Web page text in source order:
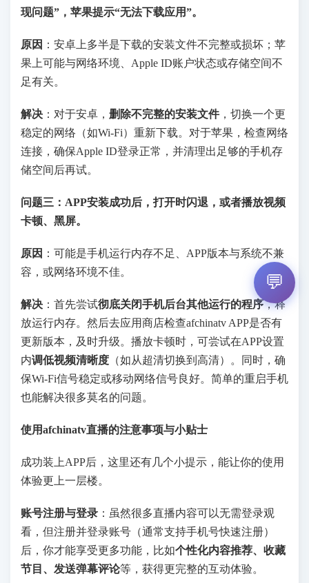
现问题”，苹果提示“无法下载应用”。
原因 ：安卓上多半是下载的安装文件不完整或损坏；苹
果上可能与网络环境、Apple ID账户状态或存储空间不
足有关。
解决 ：对于安卓， 删除不完整的安装文件，切换一个更
稳定的网络（如Wi-Fi）重新下载。对于苹果，检查网络
连接，确保Apple ID登录正常，并清理出足够的手机存
储空间后再试。
问题三：APP安装成功后，打开时闪退，或者播放视频
卡顿、黑屏。
原因 ：可能是手机运行内存不足、APP版本与系统不兼
容，或网络环境不佳。
解决 ：首先尝试彻底关闭手机后台其他运行的程序，释
放运行内存。然后去应用商店检查afchinatv APP是否有
更新版本，及时升级。播放卡顿时，可尝试在APP设置
内调低视频清晰度 （如从超清切换到高清）。同时，确
保Wi-Fi信号稳定或移动网络信号良好。简单的重启手机
也能解决很多莫名的问题。
使用afchinatv直播的注意事项与小贴士
成功装上APP后，这里还有几个小提示，能让你的使用
体验更上一层楼。
账号注册与登录 ：虽然很多直播内容可以无需登录观
看，但注册并登录账号（通常支持手机号快速注册）
后，你才能享受更多功能，比如个性化内容推荐、收藏
节目、发送弹幕评论等，获得更完整的互动体验。
💬